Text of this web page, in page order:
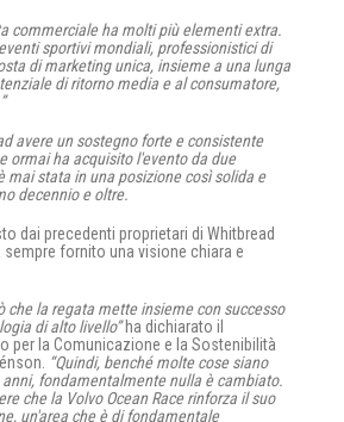
commerciale ha molti più elementi extra.
sportivi mondiali, professionistici di
di marketing unica, insieme a una lunga
di ritorno media e al consumatore,
avere un sostegno forte e consistente
ormai ha acquisito l'evento da due
mai stata in una posizione così solida e
decennio e oltre.
dai precedenti proprietari di Whitbread
sempre fornito una visione chiara e
che la regata mette insieme con successo
di alto livello”ha dichiarato il
per la Comunicazione e la Sostenibilità
“Quindi, benché molte cose siano
fondamentalmente nulla è cambiato.
che la Volvo Ocean Race rinforza il suo
un'area che è di fondamentale